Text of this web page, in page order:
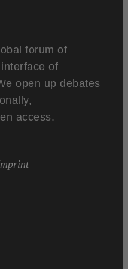
forum of
of
open up debates
access.